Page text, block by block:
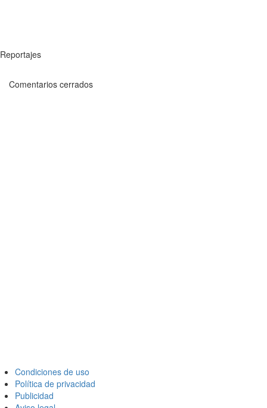
Reportajes
Comentarios cerrados
Condiciones de uso
Política de privacidad
Publicidad